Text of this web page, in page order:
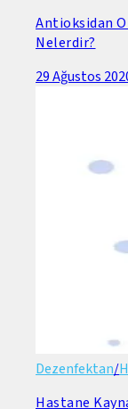
Antioksidan
Nelerdir?
29 Ağustos
Dezenfektan/
Hastane